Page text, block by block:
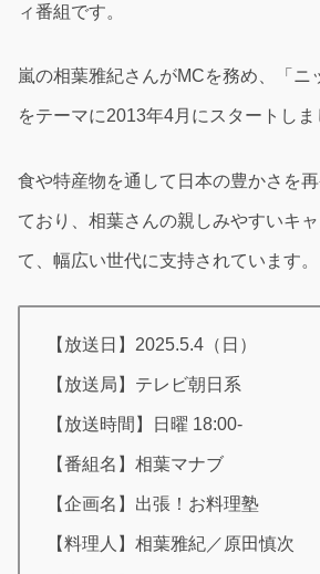
ィ番組です。
嵐の相葉雅紀さんがMCを務め、「ニ
をテーマに2013年4月にスタートしま
食や特産物を通して日本の豊かさを
ており、相葉さんの親しみやすいキ
て、幅広い世代に支持されています。
【放送日】2025.5.4（日）
【放送局】テレビ朝日系
【放送時間】日曜 18:00-
【番組名】相葉マナブ
【企画名】出張！お料理塾
【料理人】相葉雅紀／原田慎次